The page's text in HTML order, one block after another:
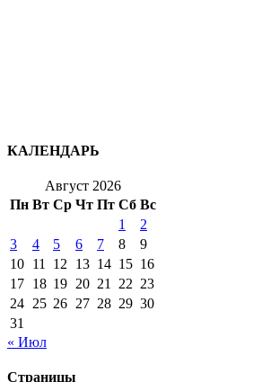
КАЛЕНДАРЬ
Август 2026
Пн Вт Ср Чт Пт Сб Вс
1
2
3
4 5 6 7 8
9
10 11 12 13 14 15 16
17 18 19 20 21 22 23
24 25 26 27 28 29 30
31
« Июл
Страницы